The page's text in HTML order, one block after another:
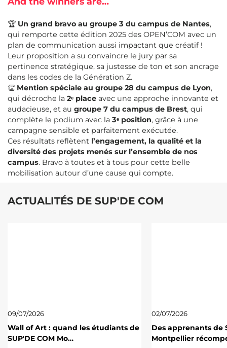
🏆 Un grand bravo au groupe 3 du campus de Nantes,
qui remporte cette édition 2025 des OPEN’COM avec un
plan de communication aussi impactant que créatif !
Leur proposition a su convaincre le jury par sa
pertinence stratégique, sa justesse de ton et son ancrage
dans les codes de la Génération Z.
👏 Mention spéciale au groupe 28 du campus de Lyon,
qui décroche la 2ᵉ place avec une approche innovante et
audacieuse, et au groupe 7 du campus de Brest, qui
complète le podium avec la 3ᵉ position, grâce à une
campagne sensible et parfaitement exécutée.
Ces résultats reflètent l’engagement, la qualité et la
diversité des projets menés sur l’ensemble de nos
campus. Bravo à toutes et à tous pour cette belle
mobilisation autour d’une cause qui compte.
ACTUALITÉS DE SUP'DE COM
09/07/2026
Wall of Art : quand les étudiants de
SUP'DE COM Mo…
02/07/2026
Des apprenants de
Montpellier